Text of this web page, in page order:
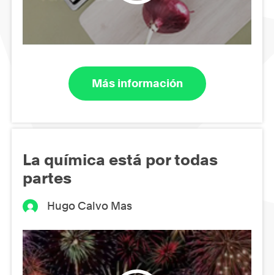
Más información
La química está por todas
partes
Hugo Calvo Mas